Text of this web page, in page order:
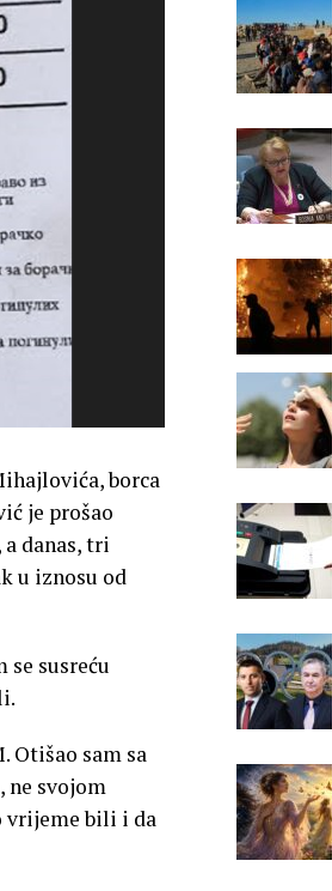
borca
je prošao
danas, tri
u iznosu od
susreću
Otišao sam sa
ne svojom
vrijeme bili i da